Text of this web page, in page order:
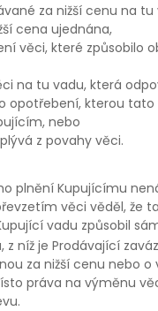
za nižší cenu na tu
cena ujednána,
věci, které způsobilo
na tu vadu, která
opotřebení, kterou tato
nebo
z povahy věci.
plnění Kupujícímu
věci věděl, že
vadu způsobil
z níž je Prodávající
za nižší cenu nebo o
práva na výměnu